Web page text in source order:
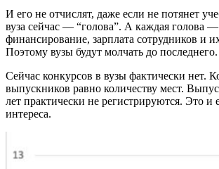
И его не отчислят, даже если не потянет
вуза сейчас — “голова”. А каждая голова —
финансирование, зарплата сотрудников и
Поэтому вузы будут молчать до последнего.
Сейчас конкурсов в вузы фактически нет.
выпускников равно количеству мест.
лет практически не регистрируются. Это и
интереса.